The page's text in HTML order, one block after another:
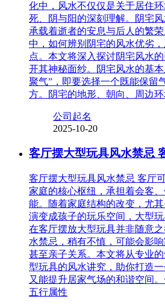
化中，风水不仅仅是关于居住
死、阴与阳的深刻理解。阴宅
承载着逝者的安息与后人的繁
中，如何辨别阴宅的风水优劣
点。本文将深入探讨阴宅风水
开其神秘面纱。阴宅风水的基
聚气”，即要选择一个既能保留
方。阴宅的地形、朝向、周边
公司起名
2025-10-20
客厅摆大型玩具风水禁忌
客厅摆大型玩具风水禁忌 客厅
家庭的核心枢纽，承担着会客
能。随着家庭结构的改变，尤
演变成孩子的玩乐空间，大型玩
在客厅摆放大型玩具并非随意
水禁忌，稍有不慎，可能会影
甚至亲子关系。本文将从专业
型玩具的风水讲究，助你打造
又能提升居家气场的和谐空间
五行属性